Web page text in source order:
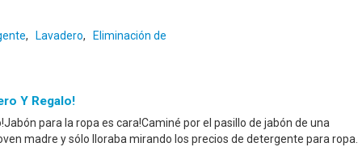
, Lavadero, Eliminación de
Y Regalo!
para la ropa es cara!Caminé por el pasillo de jabón de una
madre y sólo lloraba mirando los precios de detergente para ropa.